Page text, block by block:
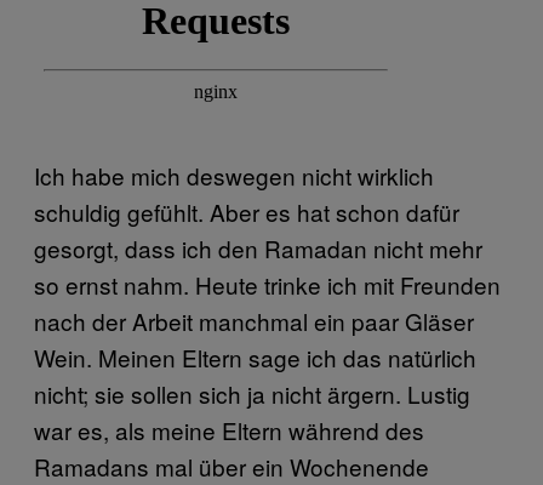
Ich habe mich deswegen nicht wirklich
schuldig gefühlt. Aber es hat schon dafür
gesorgt, dass ich den Ramadan nicht mehr
so ernst nahm. Heute trinke ich mit Freunden
nach der Arbeit manchmal ein paar Gläser
Wein. Meinen Eltern sage ich das natürlich
nicht; sie sollen sich ja nicht ärgern. Lustig
war es, als meine Eltern während des
Ramadans mal über ein Wochenende